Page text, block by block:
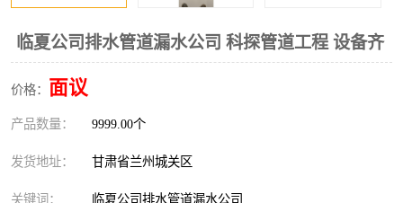
临夏公司排水管道漏水公司 科探管道工程 设备齐
价格： 面议
产品数量： 9999.00个
发货地址： 甘肃省兰州城关区
关键词： 临夏公司排水管道漏水公司